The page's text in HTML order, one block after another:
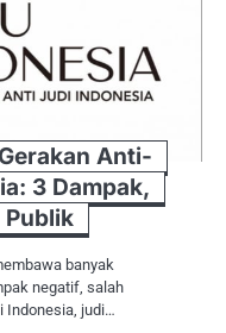
Anti-
3 Dampak,
Publik
banyak
negatif, salah
Indonesia, judi…